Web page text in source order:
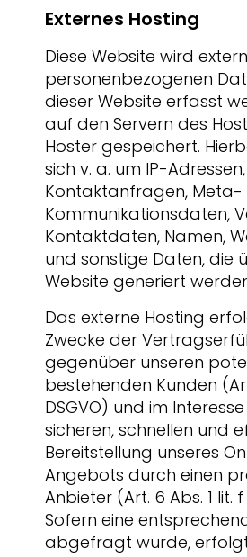
Externes Hosting
Diese Website wird
personenbezogenen
dieser Website erfasst
auf den Servern des
Hoster gespeichert.
sich v. a. um IP-Adressen,
Kontaktanfragen, Meta-
Kommunikationsdaten,
Kontaktdaten, Namen,
und sonstige Daten, die
Website generiert
Das externe Hosting
Zwecke der
gegenüber unseren
bestehenden Kunden
DSGVO) und im
sicheren, schnellen und
Bereitstellung unseres
Angebots durch einen
Anbieter (Art. 6 Abs. 1 lit. f
Sofern eine
abgefragt wurde,